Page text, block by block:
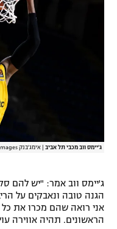
ג'יימס ווב מכבי תל אביב אימג'בנק GettyImages
ג'יימס ווב אמר: "יש להם
הגנה טובה ונאבקים על
אני רואה שהם מכרו את
הראשונים. תהיה אווירה